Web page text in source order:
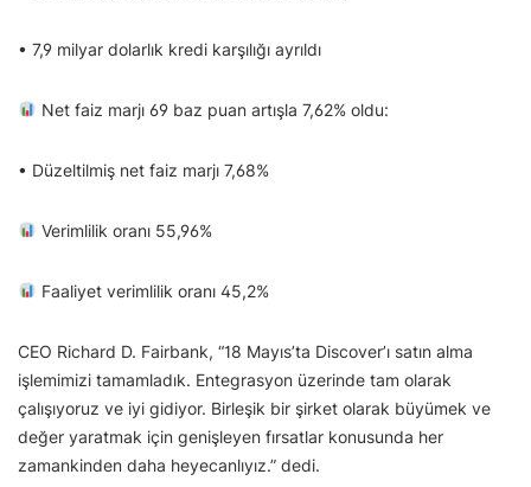
• 7,9 milyar dolarlık kredi karşılığı ayrıldı
Net faiz marjı 69 baz puan artışla 7,62% oldu:
• Düzeltilmiş net faiz marjı 7,68%
Verimlilik oranı 55,96%
Faaliyet verimlilik oranı 45,2%
CEO Richard D. Fairbank, “18 Mayıs’ta Discover’ı satın alma
işlemimizi tamamladık. Entegrasyon üzerinde tam olarak
çalışıyoruz ve iyi gidiyor. Birleşik bir şirket olarak büyümek ve
değer yaratmak için genişleyen fırsatlar konusunda her
zamankinden daha heyecanlıyız.” dedi.